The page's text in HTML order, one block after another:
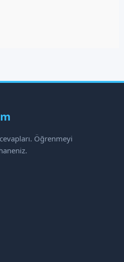
Öğrenmeyi